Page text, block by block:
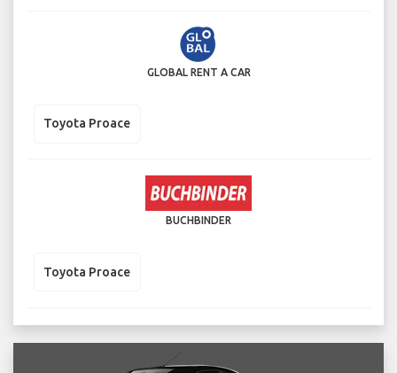
GLOBAL RENT A CAR
Toyota Proace
BUCHBINDER
Toyota Proace